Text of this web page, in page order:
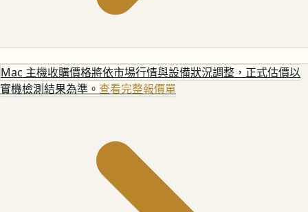
Mac 主機收購價格將依市場行情與設備狀況調整，正式估價以
實機檢測結果為準。 查看完整報價單